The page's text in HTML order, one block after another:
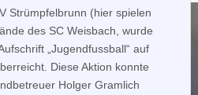
Strümpfelbrunn (hier spielen
des SC Weisbach, wurde
„Jugendfussball“ auf
Diese Aktion konnte
Holger Gramlich